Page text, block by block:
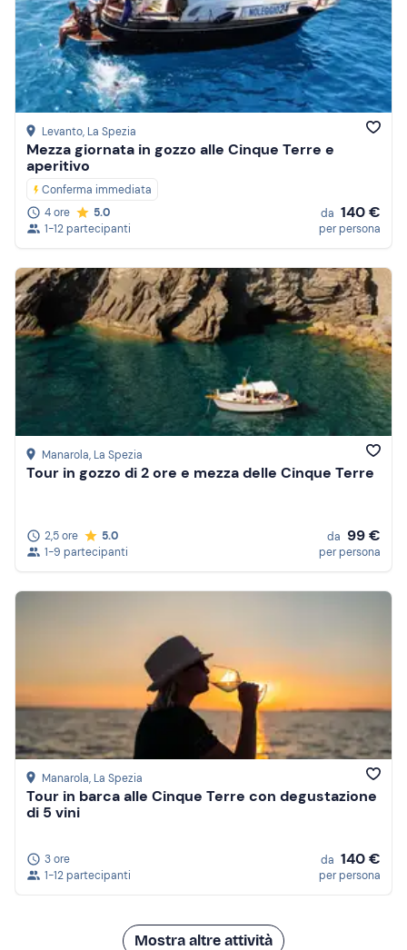
Levanto, La Spezia
Mezza giornata in gozzo alle Cinque Terre e
aperitivo
Conferma immediata
4 ore
5.0
1-12 partecipanti
da 140 €
per persona
Manarola, La Spezia
Tour in gozzo di 2 ore e mezza delle Cinque Terre
2,5 ore
5.0
1-9 partecipanti
da 99 €
per persona
Manarola, La Spezia
Tour in barca alle Cinque Terre con degustazione
di 5 vini
3 ore
1-12 partecipanti
da 140 €
per persona
Mostra altre attività